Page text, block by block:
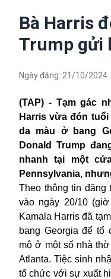
Bà Harris
Trump gửi
Ngày đăng: 21/10/2024
(TAP) - Tạm gác
Harris vừa đón
da màu ở bang
Donald Trump
nhanh tại một
Pennsylvania,
Theo thông tin đăng
vào ngày 20/10
Kamala Harris đã
bang Georgia để
mộ ở một số nhà
Atlanta. Tiệc sinh
tổ chức với sự xuất